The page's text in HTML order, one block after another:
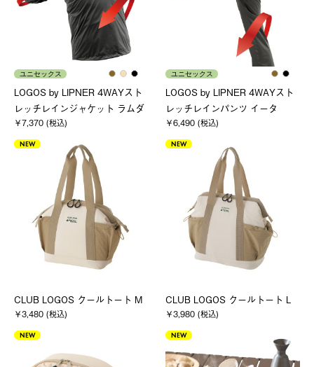
ユニセックス
LOGOS by LIPNER 4WAYスト
レッチレインジャケット ラムダ
￥7,370 (税込)
ユニセックス
LOGOS by LIPNER 4WAYスト
レッチレインパンツ イータ
￥6,490 (税込)
NEW
CLUB LOGOS クールトート M
￥3,480 (税込)
NEW
CLUB LOGOS クールトート L
￥3,980 (税込)
NEW NEW